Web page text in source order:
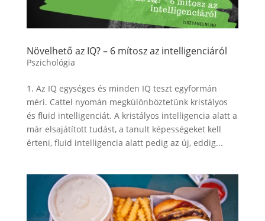
Növelhető az IQ? – 6 mítosz az intelligenciáról
Pszichológia
1. Az IQ egységes és minden IQ teszt egyformán
méri. Cattel nyomán megkülönböztetünk kristályos
és fluid intelligenciát. A kristályos intelligencia alatt a
már elsajátított tudást, a tanult képességeket kell
érteni, fluid intelligencia alatt pedig az új, eddig...